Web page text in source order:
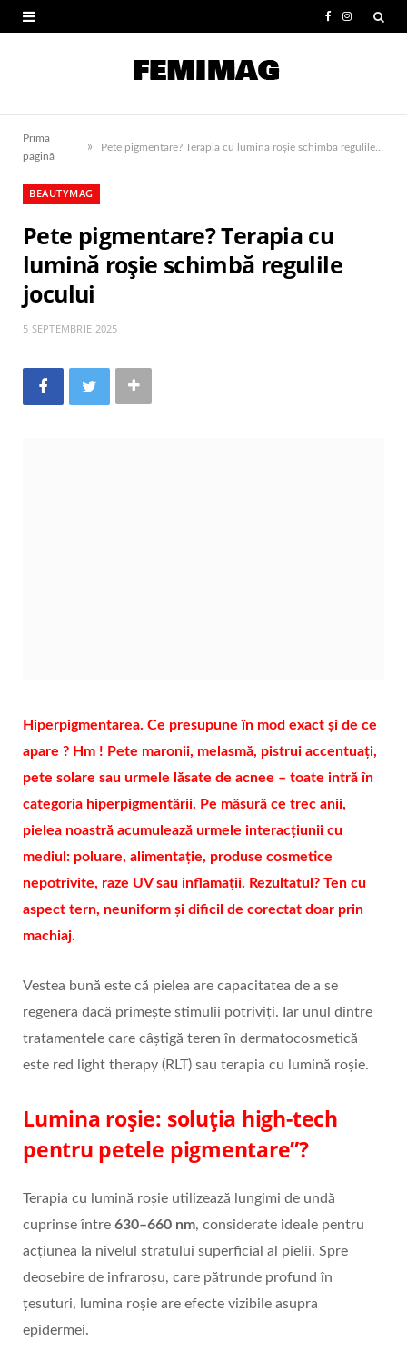
e
b
k
I
t
a
Prima
pagină
»
BEAUTYMAG
Pete pigmentare? Terapia cu
lumină roșie schimbă regulile
jocului
5 SEPTEMBRIE 2025
Hiperpigmentarea. Ce presupune în mod exact și de ce
apare ? Hm ! Pete maronii, melasmă, pistrui accentuați,
pete solare sau urmele lăsate de acnee – toate intră în
categoria hiperpigmentării. Pe măsură ce trec anii,
pielea noastră acumulează urmele interacțiunii cu
mediul: poluare, alimentație, produse cosmetice
nepotrivite, raze UV sau inflamații. Rezultatul? Ten cu
aspect tern, neuniform și dificil de corectat doar prin
machiaj.
Vestea bună este că pielea are capacitatea de a se
regenera dacă primește stimulii potriviți. Iar unul dintre
tratamentele care câștigă teren în dermatocosmetică
este red light therapy (RLT) sau terapia cu lumină roșie.
Lumina roșie: soluția high-tech
pentru petele pigmentare”?
Terapia cu lumină roșie utilizează lungimi de undă
cuprinse între 630–660 nm, considerate ideale pentru
acțiunea la nivelul stratului superficial al pielii. Spre
deosebire de infraroșu, care pătrunde profund în
țesuturi, lumina roșie are efecte vizibile asupra
epidermei.